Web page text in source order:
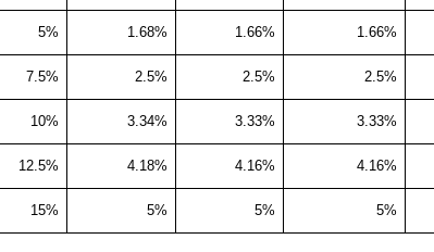
1.66%
1.66%
1.68%
5%
2.5%
2.5%
2.5%
7.5%
3.33%
3.33%
3.34%
10%
4.16%
4.16%
4.18%
12.5%
5%
5%
5%
15%